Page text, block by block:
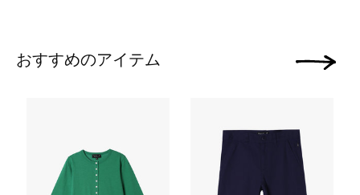
おすすめのアイテム 次の画像